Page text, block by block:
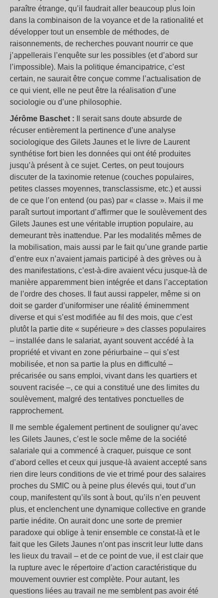
paraître étrange, qu’il faudrait aller beaucoup plus loin
dans la combinaison de la voyance et de la rationalité et
développer tout un ensemble de méthodes, de
raisonnements, de recherches pouvant nourrir ce que
j’appellerais l’enquête sur les possibles (et d’abord sur
l’impossible). Mais la politique émancipatrice, c’est
certain, ne saurait être conçue comme l’actualisation de
ce qui vient, elle ne peut être la réalisation d’une
sociologie ou d’une philosophie.
Jérôme Baschet :
Il serait sans doute absurde de
récuser entièrement la pertinence d’une analyse
sociologique des Gilets Jaunes et le livre de Laurent
synthétise fort bien les données qui ont été produites
jusqu’à présent à ce sujet. Certes, on peut toujours
discuter de la taxinomie retenue (couches populaires,
petites classes moyennes, transclassisme, etc.) et aussi
de ce que l’on entend (ou pas) par « classe ». Mais il me
paraît surtout important d’affirmer que le soulèvement des
Gilets Jaunes est une véritable irruption populaire, au
demeurant très inattendue. Par les modalités mêmes de
la mobilisation, mais aussi par le fait qu’une grande partie
d’entre eux n’avaient jamais participé à des grèves ou à
des manifestations, c’est-à-dire avaient vécu jusque-là de
manière apparemment bien intégrée et dans l’acceptation
de l’ordre des choses. Il faut aussi rappeler, même si on
doit se garder d’uniformiser une réalité éminemment
diverse et qui s’est modifiée au fil des mois, que c’est
plutôt la partie dite « supérieure » des classes populaires
– installée dans le salariat, ayant souvent accédé à la
propriété et vivant en zone périurbaine – qui s’est
mobilisée, et non sa partie la plus en difficulté –
précarisée ou sans emploi, vivant dans les quartiers et
souvent racisée –, ce qui a constitué une des limites du
soulèvement, malgré des tentatives ponctuelles de
rapprochement.
Il me semble également pertinent de souligner qu’avec
les Gilets Jaunes, c’est le socle même de la société
salariale qui a commencé à craquer, puisque ce sont
d’abord celles et ceux qui jusque-là avaient accepté sans
rien dire leurs conditions de vie et trimé pour des salaires
proches du SMIC ou à peine plus élevés qui, tout d’un
coup, manifestent qu’ils sont à bout, qu’ils n’en peuvent
plus, et enclenchent une dynamique collective en grande
partie inédite. On aurait donc une sorte de premier
paradoxe qui oblige à tenir ensemble ce constat-là et le
fait que les Gilets Jaunes n’ont pas inscrit leur lutte dans
les lieux du travail – et de ce point de vue, il est clair que
la rupture avec le répertoire d’action caractéristique du
mouvement ouvrier est complète. Pour autant, les
questions liées au travail ne me semblent pas avoir été